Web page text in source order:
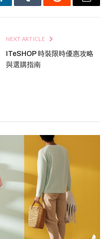
Tumblr Reddit Email
NEXT ARTICLE
ITeSHOP 時裝限時優惠攻略
與選購指南